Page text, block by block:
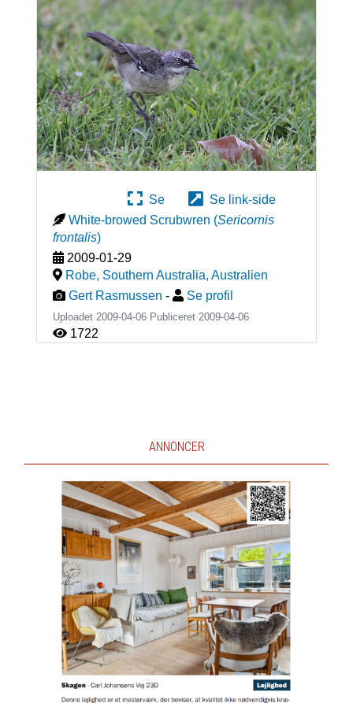
Se
Se link-side
White-browed Scrubwren (Sericornis
frontalis)
2009-01-29
Robe, Southern Australia, Australien
Gert Rasmussen - Se profil
Uploadet 2009-04-06 Publiceret 2009-04-06
1722
ANNONCER